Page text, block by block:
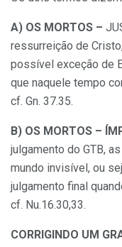
A) OS MORTOS –
ressurreição de
possível exceção de
que naquele tempo
cf. Gn. 37.35.
B) OS MORTOS –
julgamento do GTB,
mundo invisível, ou
julgamento final
cf. Nu.16.30,33.
CORRIGINDO UM